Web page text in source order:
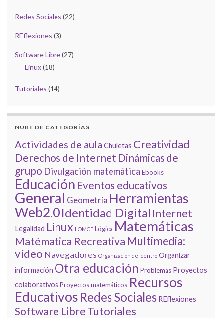
Redes Sociales (22)
REflexiones (3)
Software Libre(27)
Linux(18)
Tutoriales (14)
NUBE DE CATEGORÍAS
Actividades de aula Chuletas Creatividad
Derechos de Internet Dinámicas de
grupo Divulgación matemática Ebooks
Educación Eventos educativos
General Geometría Herramientas
Web2.0Identidad Digital Internet
Legalidad Linux LOMCE Lógica Matemáticas
Matématica Recreativa Multimedia:
vídeo Navegadores Organización del centro Organizar
información Otra educación Problemas Proyectos
colaborativos Proyectos matemáticos Recursos
Educativos Redes Sociales REflexiones
Software LibreTutoriales